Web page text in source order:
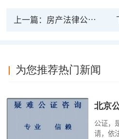
上一篇： 房产法律公证效力有哪些？房产产权公证流程
为您推荐热门新闻
北京
公证，
请，依